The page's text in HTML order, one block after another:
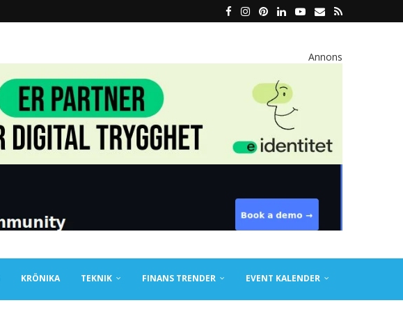
Annons
KRÖNIKA TEKNIK FINANS TRENDER EVENT KALENDER